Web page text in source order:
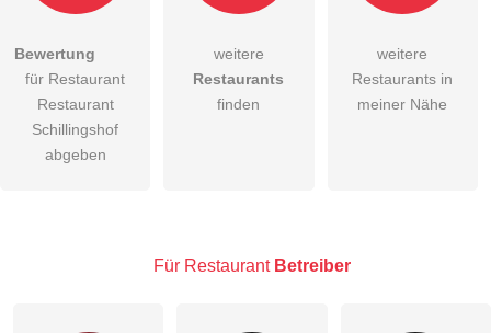
Die Datenschutzerklärunghabe ich zur Kenntnis genommen.
öffentliche Frage stellen
Restaurant-Eintrag zu stellen.
Bewertung
für Restaurant
Restaurant
Schillingshof
abgeben
weitere
Restaurants
finden
weitere
Restaurants in
meiner Nähe
Für Restaurant Betreiber